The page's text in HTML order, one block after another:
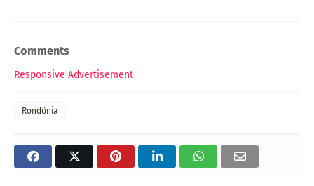
Comments
Responsive Advertisement
Rondônia